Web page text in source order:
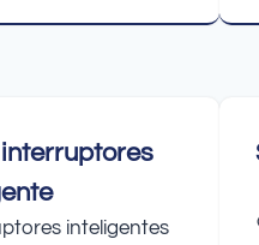
inteligentes